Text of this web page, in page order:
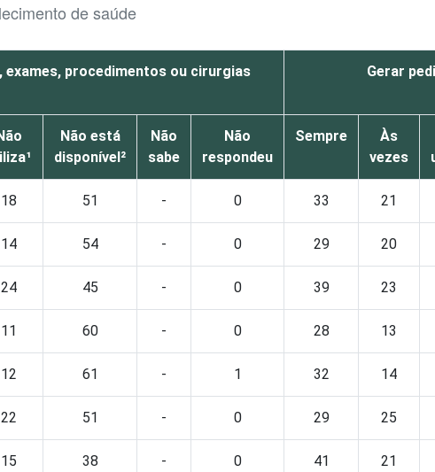
de saúde
exames, procedimentos ou cirurgias Gerar
Não está
disponível²
Não
sabe
Não
respondeu
Sempre
Às
vezes
18 51 - 0 33 21
14 54 - 0 29 20
24 45 - 0 39 23
11 60 - 0 28 13
12 61 - 1 32 14
22 51 - 0 29 25
15 38 - 0 41 21